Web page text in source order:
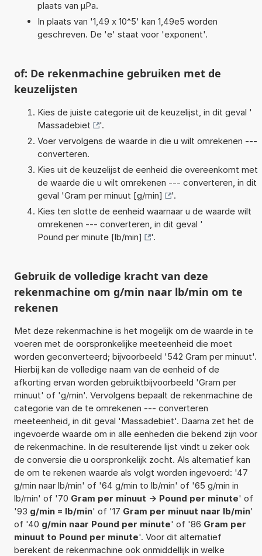
plaats van µPa.
In plaats van '1,49 x 10^5' kan 1,49e5 worden
geschreven. De 'e' staat voor 'exponent'.
of: De rekenmachine gebruiken met de
keuzelijsten
Kies de juiste categorie uit de keuzelijst, in dit geval '
Massadebiet
'.
Voer vervolgens de waarde in die u wilt omrekenen ---
converteren.
Kies uit de keuzelijst de eenheid die overeenkomt met
de waarde die u wilt omrekenen --- converteren, in dit
geval 'Gram per minuut [g/min]
'.
Kies ten slotte de eenheid waarnaar u de waarde wilt
omrekenen --- converteren, in dit geval '
Pound per minute [lb/min]
'.
Gebruik de volledige kracht van deze
rekenmachine om g/min naar lb/min om te
rekenen
Met deze rekenmachine is het mogelijk om de waarde in te
voeren met de oorspronkelijke meeteenheid die moet
worden geconverteerd; bijvoorbeeld '542 Gram per minuut'.
Hierbij kan de volledige naam van de eenheid of de
afkorting ervan worden gebruiktbijvoorbeeld 'Gram per
minuut' of 'g/min'. Vervolgens bepaalt de rekenmachine de
categorie van de te omrekenen --- converteren
meeteenheid, in dit geval 'Massadebiet'. Daarna zet het de
ingevoerde waarde om in alle eenheden die bekend zijn voor
de rekenmachine. In de resulterende lijst vindt u zeker ook
de conversie die u oorspronkelijk zocht. Als alternatief kan
de om te rekenen waarde als volgt worden ingevoerd: '47
g/min naar lb/min' of '64 g/min to lb/min' of '65 g/min in
lb/min' of '70 Gram per minuut -> Pound per minute' of
'93 g/min = lb/min' of '17 Gram per minuut naar lb/min'
of '40 g/min naar Pound per minute' of '86 Gram per
minuut to Pound per minute'. Voor dit alternatief
berekent de rekenmachine ook onmiddellijk in welke